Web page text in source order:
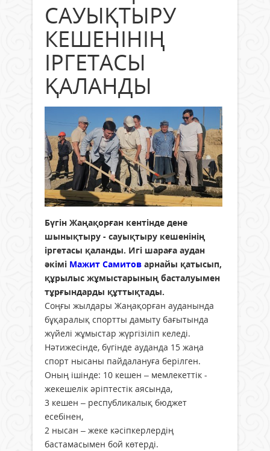
САУЫҚТЫРУ
КЕШЕНІНІҢ
ІРГЕТАСЫ
ҚАЛАНДЫ
Бүгін Жаңақорған кентінде дене
шынықтыру - сауықтыру кешенінің
іргетасы қаланды. Игі шараға аудан
әкімі Мажит Самитов арнайы қатысып,
құрылыс жұмыстарының басталуымен
тұрғындарды құттықтады.
Соңғы жылдары Жаңақорған ауданында
бұқаралық спортты дамыту бағытында
жүйелі жұмыстар жүргізіліп келеді.
Нәтижесінде, бүгінде ауданда 15 жаңа
спорт нысаны пайдалануға берілген.
Оның ішінде: 10 кешен – мемлекеттік -
жекешелік әріптестік аясында,
3 кешен – республикалық бюджет
есебінен,
2 нысан – жеке кәсіпкерлердің
бастамасымен бой көтерді.